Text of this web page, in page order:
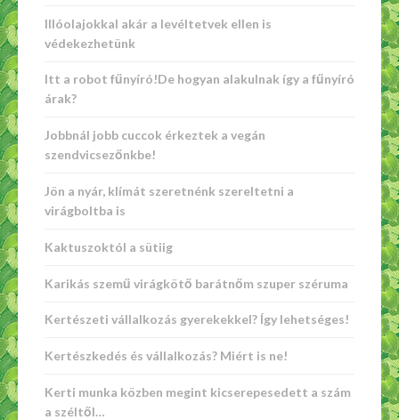
Illóolajokkal akár a levéltetvek ellen is
védekezhetünk
Itt a robot fűnyíró!De hogyan alakulnak így a fűnyíró
árak?
Jobbnál jobb cuccok érkeztek a vegán
szendvicsezőnkbe!
Jön a nyár, klímát szeretnénk szereltetni a
virágboltba is
Kaktuszoktól a sütiig
Karikás szemű virágkötő barátnőm szuper széruma
Kertészeti vállalkozás gyerekekkel? Így lehetséges!
Kertészkedés és vállalkozás? Miért is ne!
Kerti munka közben megint kicserepesedett a szám
a széltől…